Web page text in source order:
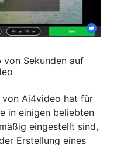
von Sekunden auf
Ai4video hat für
in einigen beliebten
eingestellt sind,
Erstellung eines